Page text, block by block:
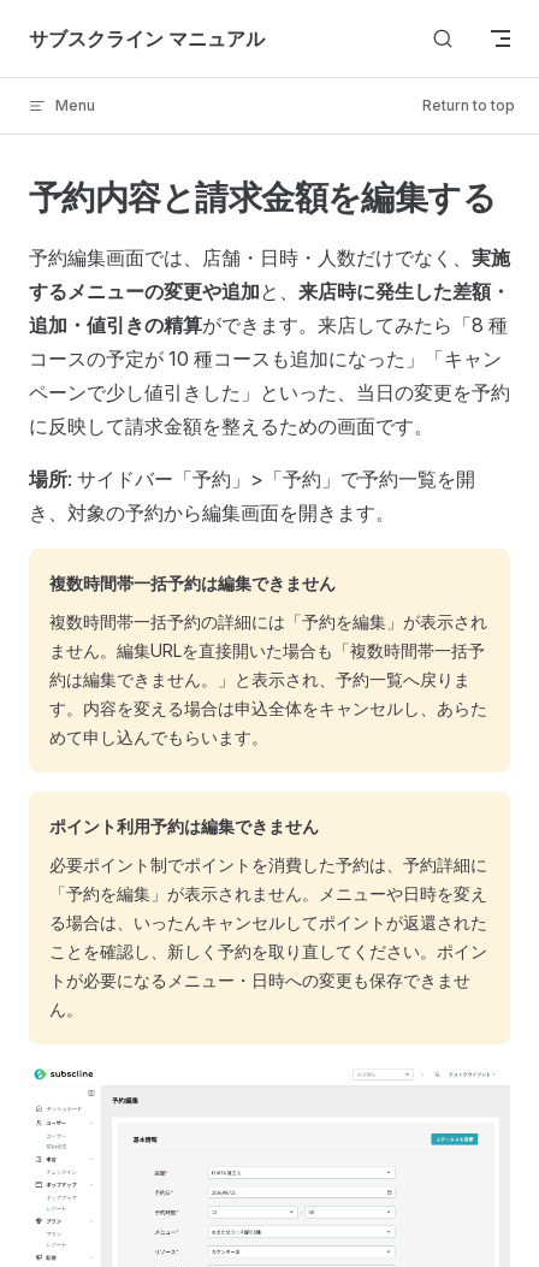
Skip to content
サブスクライン マニュアル
Menu Return to top
予約内容と請求金額を編集する
予約編集画面では、店舗・日時・人数だけでなく、 実施
するメニューの変更や追加と、 来店時に発生した差額・
追加・値引きの精算ができます。来店してみたら「8 種
コースの予定が 10 種コースも追加になった」「キャン
ペーンで少し値引きした」といった、当日の変更を予約
に反映して請求金額を整えるための画面です。
場所: サイドバー「予約」>「予約」で予約一覧を開
き、対象の予約から編集画面を開きます。
複数時間帯一括予約は編集できません
複数時間帯一括予約の詳細には「予約を編集」が表示され
ません。編集URLを直接開いた場合も「複数時間帯一括予
約は編集できません。」と表示され、予約一覧へ戻りま
す。内容を変える場合は申込全体をキャンセルし、あらた
めて申し込んでもらいます。
ポイント利用予約は編集できません
必要ポイント制でポイントを消費した予約は、予約詳細に
「予約を編集」が表示されません。メニューや日時を変え
る場合は、いったんキャンセルしてポイントが返還された
ことを確認し、新しく予約を取り直してください。ポイン
トが必要になるメニュー・日時への変更も保存できませ
ん。